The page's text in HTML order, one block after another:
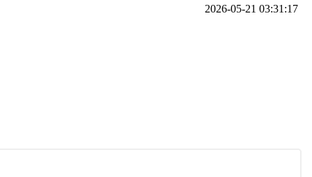
2026-05-21 03:31:17